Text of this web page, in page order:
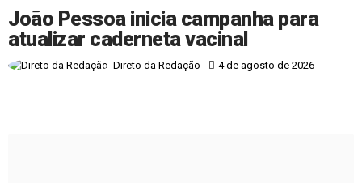
João Pessoa inicia campanha para
atualizar caderneta vacinal
Direto da Redação 4 de agosto de 2026